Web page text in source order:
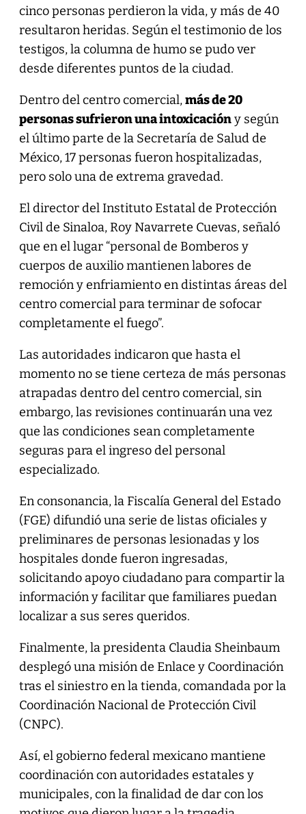
cinco personas perdieron la vida, y más de 40
resultaron heridas. Según el testimonio de los
testigos, la columna de humo se pudo ver
desde diferentes puntos de la ciudad.
Dentro del centro comercial,más de 20
personas sufrieron una intoxicacióny según
el último parte de la Secretaría de Salud de
México, 17 personas fueron hospitalizadas,
pero solo una de extrema gravedad.
El director del Instituto Estatal de Protección
Civil de Sinaloa, Roy Navarrete Cuevas, señaló
que en el lugar “personal de Bomberos y
cuerpos de auxilio mantienen labores de
remoción y enfriamiento en distintas áreas del
centro comercial para terminar de sofocar
completamente el fuego”.
Las autoridades indicaron que hasta el
momento no se tiene certeza de más personas
atrapadas dentro del centro comercial, sin
embargo, las revisiones continuarán una vez
que las condiciones sean completamente
seguras para el ingreso del personal
especializado.
En consonancia, la Fiscalía General del Estado
(FGE) difundió una serie de listas oficiales y
preliminares de personas lesionadas y los
hospitales donde fueron ingresadas,
solicitando apoyo ciudadano para compartir la
información y facilitar que familiares puedan
localizar a sus seres queridos.
Finalmente, la presidenta Claudia Sheinbaum
desplegó una misión de Enlace y Coordinación
tras el siniestro en la tienda, comandada por la
Coordinación Nacional de Protección Civil
(CNPC).
Así, el gobierno federal mexicano mantiene
coordinación con autoridades estatales y
municipales, con la finalidad de dar con los